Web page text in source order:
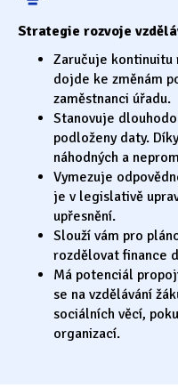
Strategie rozvoje
Zaručuje kontinuitu
dojde ke změnám
zaměstnanci úřadu.
Stanovuje
podloženy daty.
náhodných a
Vymezuje
je v legislativě
upřesnění.
Slouží vám pro
rozdělovat finance
Má potenciál
se na vzdělávání
sociálních věcí,
organizací.